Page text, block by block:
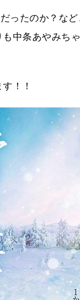
ったのか？な
中条あやみち
！！